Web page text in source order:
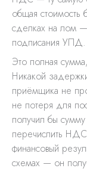
общая
сделках на лом
подписания УПД.
Это полная
Никакой
приёмщика не
не потеря для
получил бы
перечислить
финансовый
схемах — он